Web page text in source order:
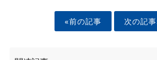
«前の記事 次の記